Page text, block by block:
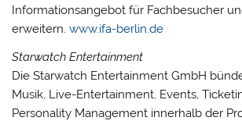
Informationsangebot für Fachbesucher
erweitern.www.ifa-berlin.de
Starwatch Entertainment
Die Starwatch Entertainment GmbH
Musik, Live-Entertainment, Events,
Personality Management innerhalb der